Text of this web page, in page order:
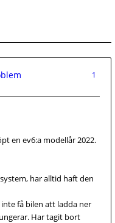
1
en ev6:a modellår 2022.
har alltid haft den
få bilen att ladda ner
Har tagit bort